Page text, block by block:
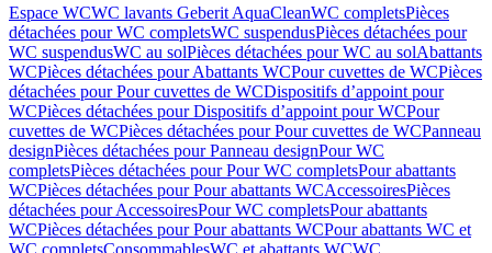
Espace WCWC lavants Geberit AquaCleanWC completsPièces
détachées pour WC completsWC suspendusPièces détachées pour
WC suspendusWC au solPièces détachées pour WC au solAbattants
WCPièces détachées pour Abattants WCPour cuvettes de WCPièces
détachées pour Pour cuvettes de WCDispositifs d’appoint pour
WCPièces détachées pour Dispositifs d’appoint pour WCPour
cuvettes de WCPièces détachées pour Pour cuvettes de WCPanneau
designPièces détachées pour Panneau designPour WC
completsPièces détachées pour Pour WC completsPour abattants
WCPièces détachées pour Pour abattants WCAccessoiresPièces
détachées pour AccessoiresPour WC completsPour abattants
WCPièces détachées pour Pour abattants WCPour abattants WC et
WC completsConsommablesWC et abattants WCWC